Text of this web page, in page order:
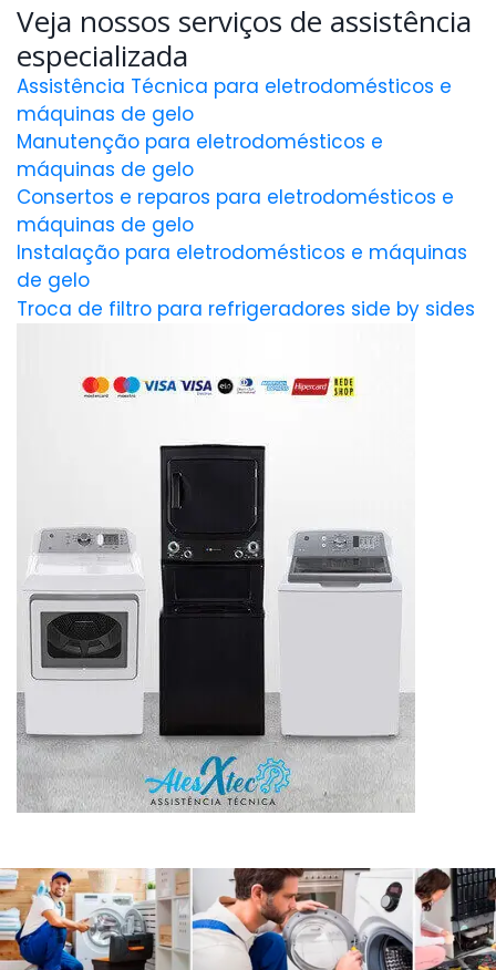
Veja nossos serviços de assistência
especializada
Assistência Técnica para eletrodomésticos e
máquinas de gelo
Manutenção para eletrodomésticos e
máquinas de gelo
Consertos e reparos para eletrodomésticos e
máquinas de gelo
Instalação para eletrodomésticos e máquinas
de gelo
Troca de filtro para refrigeradores side by sides